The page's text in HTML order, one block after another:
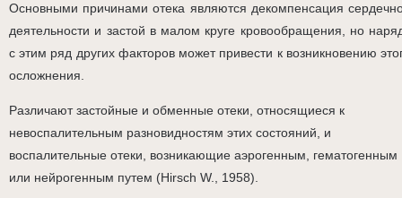
Основными причинами отека являются декомпенсация
деятельности и застой в малом круге кровообращения, но
с этим ряд других факторов может привести к возникновению
осложнения.
Различают застойные и обменные отеки, относящиеся к
невоспалительным разновидностям этих состояний, и
воспалительные отеки, возникающие аэрогенным, гематогенным
или нейрогенным путем (Hirsch W., 1958).